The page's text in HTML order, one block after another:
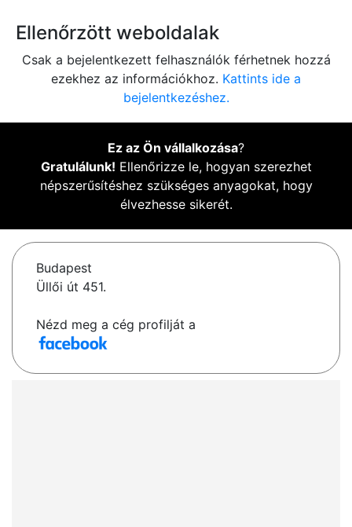
Ellenőrzött weboldalak
Csak a bejelentkezett felhasználók férhetnek hozzá
ezekhez az információkhoz. Kattints ide a
bejelentkezéshez.
Ez az Ön vállalkozása?
Gratulálunk! Ellenőrizze le, hogyan szerezhet
népszerűsítéshez szükséges anyagokat, hogy
élvezhesse sikerét.
Budapest
Üllői út 451.
Nézd meg a cég profilját a